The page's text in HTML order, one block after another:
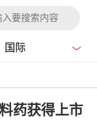
国际
药获得上市